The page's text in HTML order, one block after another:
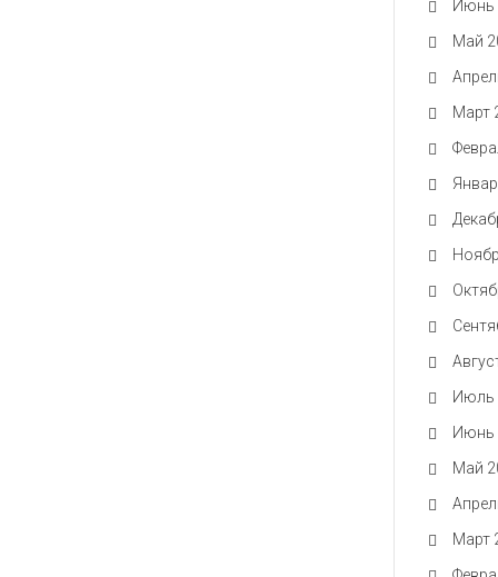
Июнь
Май
Март
Июль
Июнь
Май
Март